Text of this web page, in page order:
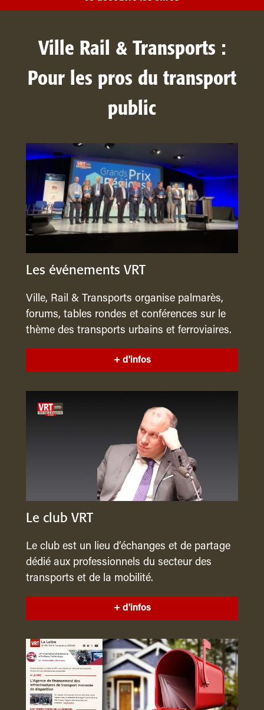
Ville Rail & Transports :
Pour les pros du transport
public
Les événements VRT
Ville, Rail & Transports organise palmarès,
forums, tables rondes et conférences sur le
thème des transports urbains et ferroviaires.
+ d'infos
Le club VRT
Le club est un lieu d’échanges et de partage
dédié aux professionnels du secteur des
transports et de la mobilité.
+ d'infos